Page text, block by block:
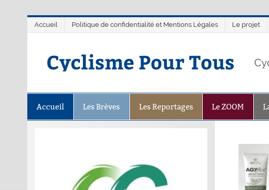
Accueil Politique de confidentialité et Mentions Légales Le projet
Cyclisme Pour Tous
Accueil Les Brèves Les Reportages Le ZOOM